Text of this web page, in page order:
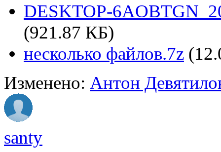
DESKTOP-
(921.87 КБ)
несколько файлов.7z
Изменено: Антон
santy